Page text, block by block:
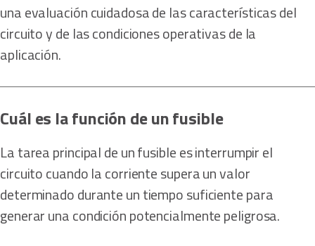
una evaluación cuidadosa de las características del
circuito y de las condiciones operativas de la
aplicación.
Cuál es la función de un fusible
La tarea principal de un fusible es interrumpir el
circuito cuando la corriente supera un valor
determinado durante un tiempo suficiente para
generar una condición potencialmente peligrosa.